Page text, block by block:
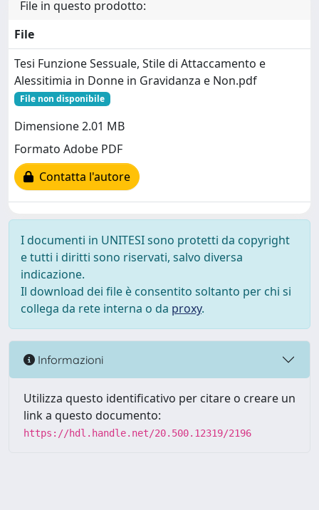
File in questo prodotto:
File
Tesi Funzione Sessuale, Stile di Attaccamento e
Alessitimia in Donne in Gravidanza e Non.pdf
File non disponibile
Dimensione 2.01 MB
Formato Adobe PDF
Contatta l'autore
I documenti in UNITESI sono protetti da copyright
e tutti i diritti sono riservati, salvo diversa
indicazione.
Il download dei file è consentito soltanto per chi si
collega da rete interna o da proxy.
Informazioni
Utilizza questo identificativo per citare o creare un
link a questo documento:
https://hdl.handle.net/20.500.12319/2196